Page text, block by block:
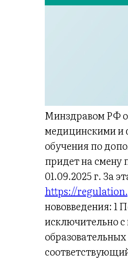
Минздравом РФ
медицинскими и
обучения по
придет на смену
01.09.2025 г. За
https://
нововведения: 1
исключительно